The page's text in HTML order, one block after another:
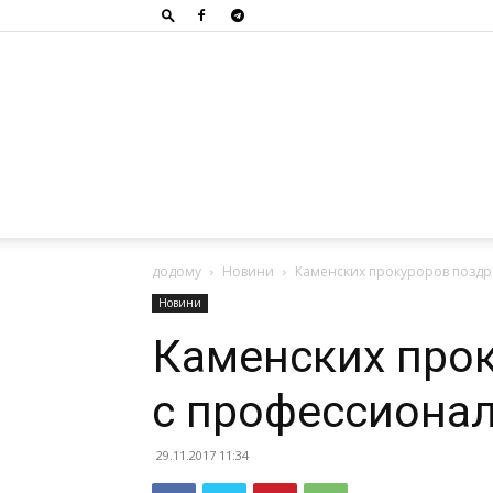
додому Новини Каменских прокуроров
Новини
Каменских
с
29.11.2017 11:34